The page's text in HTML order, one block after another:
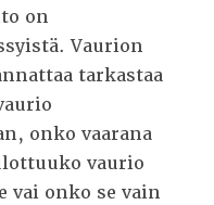
on
Vaurion
tarkastaa
onko vaarana
vaurio
vai onko se vain